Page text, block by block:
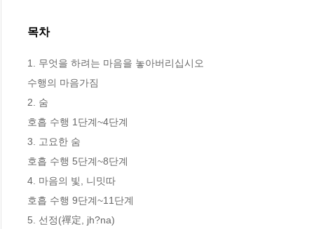
목차
1. 무엇을 하려는 마음을 놓아버리십시오
수행의 마음가짐
2. 숨
호흡 수행 1단계~4단계
3. 고요한 숨
호흡 수행 5단계~8단계
4. 마음의 빛, 니밋따
호흡 수행 9단계~11단계
5. 선정(禪定, jh?na)